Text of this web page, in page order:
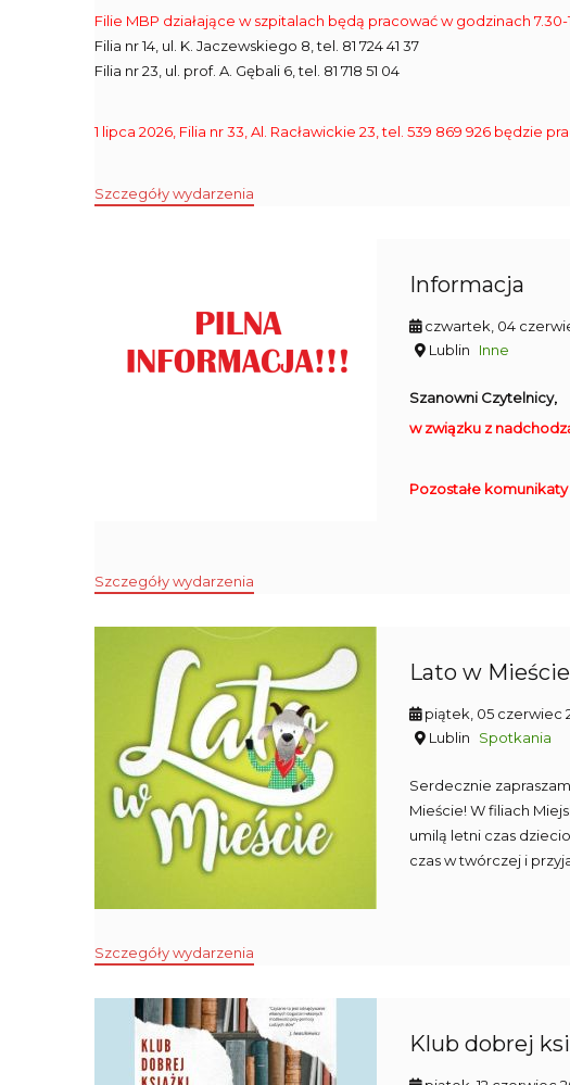
Filie MBP działające w szpitalach będą pracować w godzinach 7.30-
Filia nr 14, ul. K. Jaczewskiego 8, tel. 81 724 41 37
Filia nr 23, ul. prof. A. Gębali 6, tel. 81 718 51 04
1 lipca 2026, Filia nr 33, Al. Racławickie 23, tel. 539 869 926 będzie
Szczegóły wydarzenia
Informacja
czwartek, 04
Lublin
Inne
Szanowni Czytelnicy,
w związku z
Pozostałe
Szczegóły wydarzenia
Lato w
piątek, 05 czerwiec
Lublin
Spotkania
Serdecznie
Mieście! W filiach
umilą letni czas
czas w twórczej i
Szczegóły wydarzenia
Klub dobrej